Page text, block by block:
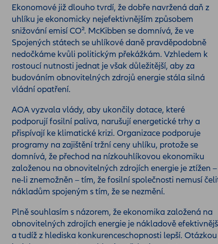
Ekonomové již dlouho tvrdí, že dobře navržená daň z
uhlíku je ekonomicky nejefektivnějším způsobem
snižování emisí CO². McKibben se domnívá, že ve
Spojených státech se uhlíkové daně pravděpodobně
nedočkáme kvůli politickým překážkám. Vzhledem k
rostoucí nutnosti jednat je však důležitější, aby za
budováním obnovitelných zdrojů energie stála silná
vládní opatření.
AOA vyzvala vlády, aby ukončily dotace, které
podporují fosilní paliva, narušují energetické trhy a
přispívají ke klimatické krizi. Organizace podporuje
programy na zajištění tržní ceny uhlíku, protože se
domnívá, že přechod na nízkouhlíkovou ekonomiku
založenou na obnovitelných zdrojích energie je ztížen –
ne-li znemožněn – tím, že fosilní společnosti nemusí
nákladům spojeným s tím, že se nezmění.
Plně souhlasím s názorem, že ekonomika založená na
obnovitelných zdrojích energie je nákladově
a tudíž z hlediska konkurenceschopnosti lepší. Otázkou